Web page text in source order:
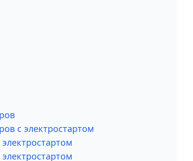
с электростартом